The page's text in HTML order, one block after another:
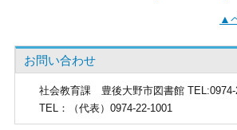
▲
お問い合わせ
社会教育課
豊後大野市図書館
TEL：（代表）0974-22-1001